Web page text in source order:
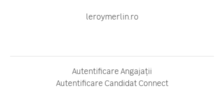
leroymerlin.ro
Autentificare Angajații
Autentificare Candidat Connect